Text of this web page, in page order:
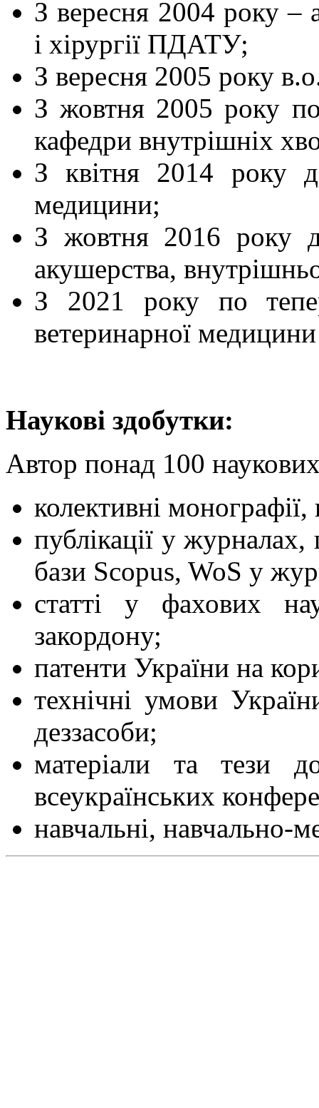
З вересня 2004 року –
і хірургії ПДАТУ;
З вересня 2005 року
З жовтня 2005 року по
кафедри внутрішніх
З квітня 2014 року
медицини;
З жовтня 2016 року
акушерства,
З 2021 року по
ветеринарної
Наукові здобутки:
Автор понад 100
колективні монографії,
публікації у
бази Scopus, WoS у
статті у фахових
закордону;
патенти України на
технічні умови
деззасоби;
матеріали та тези
всеукраїнських
навчальні, навчально-